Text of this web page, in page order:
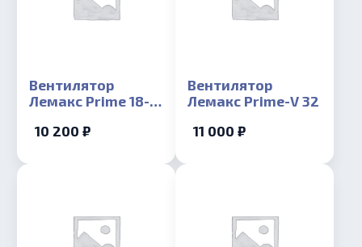
Вентилятор
Лемакс Prime 18-
10 200 ₽
Вентилятор
Лемакс Prime-V 32
11 000 ₽